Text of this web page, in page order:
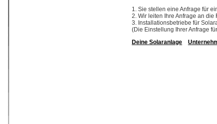
1. Sie stellen eine Anfrage für
2. Wir leiten Ihre Anfrage an
3. Installationsbetriebe für
(Die Einstellung Ihrer Anfrage
Deine Solaranlage